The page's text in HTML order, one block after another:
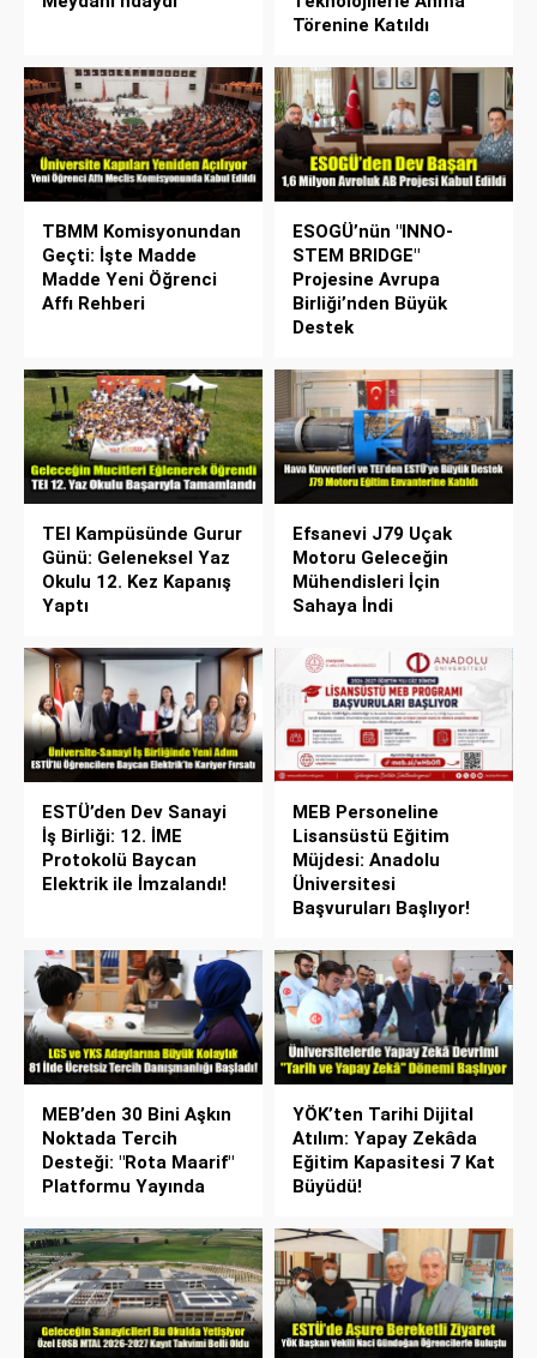
Törenine Katıldı
TBMM Komisyonundan
Geçti: İşte Madde
Madde Yeni Öğrenci
Affı Rehberi
ESOGÜ’nün "INNO-
STEM BRIDGE"
Projesine Avrupa
Birliği’nden Büyük
Destek
TEI Kampüsünde Gurur
Günü: Geleneksel Yaz
Okulu 12. Kez Kapanış
Yaptı
Efsanevi J79 Uçak
Motoru Geleceğin
Mühendisleri İçin
Sahaya İndi
ESTÜ’den Dev Sanayi
İş Birliği: 12. İME
Protokolü Baycan
Elektrik ile İmzalandı!
MEB Personeline
Lisansüstü Eğitim
Müjdesi: Anadolu
Üniversitesi
Başvuruları Başlıyor!
MEB’den 30 Bini Aşkın
Noktada Tercih
Desteği: "Rota Maarif"
Platformu Yayında
YÖK’ten Tarihi Dijital
Atılım: Yapay Zekâda
Eğitim Kapasitesi 7 Kat
Büyüdü!